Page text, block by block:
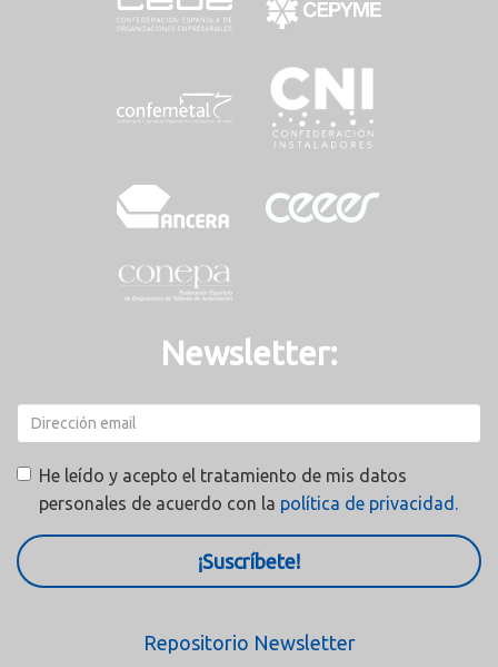
Newsletter:
He leído y acepto el tratamiento de mis datos
personales de acuerdo con la política de privacidad.
¡Suscríbete!
Repositorio Newsletter